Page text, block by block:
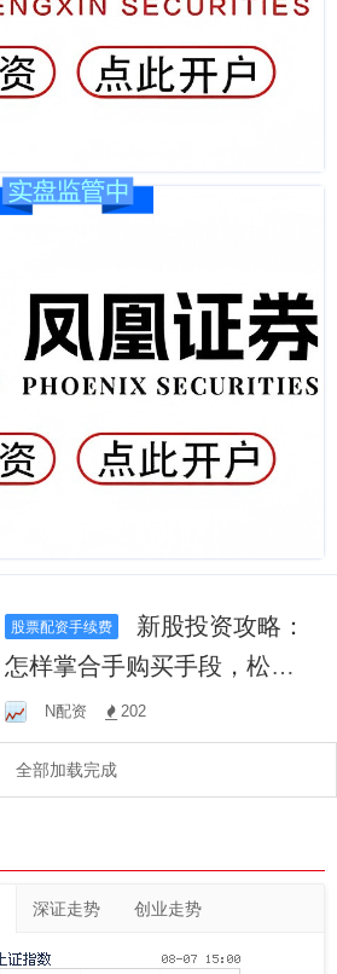
股票配资手续费
怎样掌合手购买手段，松懈
认购热点新股？
N配资 202
全部加载完成
深证走势 创业走势